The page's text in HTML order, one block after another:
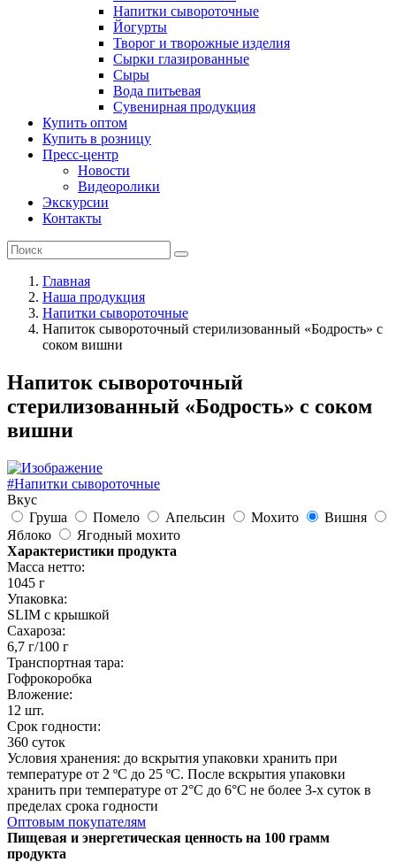
Напитки сывороточные
Йогурты
Творог и творожные изделия
Сырки глазированные
Сыры
Вода питьевая
Сувенирная продукция
Купить оптом
Купить в розницу
Пресс-центр
Новости
Видеоролики
Экскурсии
Контакты
Главная
Наша продукция
Напитки сывороточные
Напиток сывороточный стерилизованный «Бодрость» с
соком вишни
Напиток сывороточный
стерилизованный «Бодрость» с соком
вишни
#Напитки сывороточные
Вкус
Груша
Помело Апельсин Мохито
Вишня
Яблоко
Ягодный мохито
Характеристики продукта
Масса нетто:
1045 г
Упаковка:
SLIM с крышкой
Сахароза:
6,7 г/100 г
Транспортная тара:
Гофрокоробка
Вложение:
12 шт.
Срок годности:
360 суток
Условия хранения: до вскрытия упаковки хранить при
температуре от 2 ºC до 25 ºC. После вскрытия упаковки
хранить при температуре от 2°С до 6°С не более 3-х суток в
пределах срока годности
Оптовым покупателям
Пищевая и энергетическая ценность на 100 грамм
продукта